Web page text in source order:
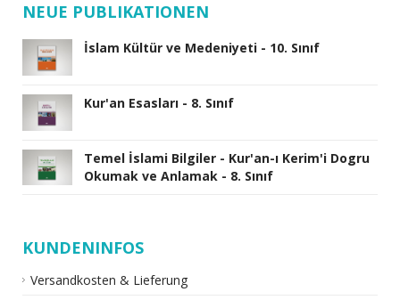
NEUE PUBLIKATIONEN
İslam Kültür ve Medeniyeti - 10. Sınıf
Kur'an Esasları - 8. Sınıf
Temel İslami Bilgiler - Kur'an-ı Kerim'i Dogru
Okumak ve Anlamak - 8. Sınıf
KUNDENINFOS
Versandkosten & Lieferung